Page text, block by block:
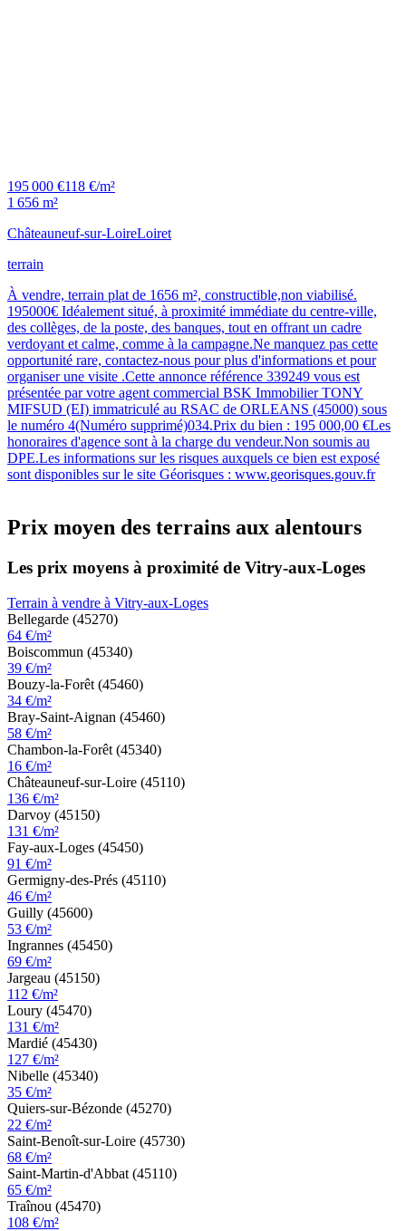
195 000 €118 €/m²
1 656 m²
Châteauneuf-sur-LoireLoiret
terrain
À vendre, terrain plat de 1656 m², constructible,non viabilisé.
195000€ Idéalement situé, à proximité immédiate du centre-ville,
des collèges, de la poste, des banques, tout en offrant un cadre
verdoyant et calme, comme à la campagne.Ne manquez pas cette
opportunité rare, contactez-nous pour plus d'informations et pour
organiser une visite .Cette annonce référence 339249 vous est
présentée par votre agent commercial BSK Immobilier TONY
MIFSUD (EI) immatriculé au RSAC de ORLEANS (45000) sous
le numéro 4(Numéro supprimé)034.Prix du bien : 195 000,00 €Les
honoraires d'agence sont à la charge du vendeur.Non soumis au
DPE.Les informations sur les risques auxquels ce bien est exposé
sont disponibles sur le site Géorisques : www.georisques.gouv.fr
Prix moyen des terrains aux alentours
Les prix moyens à proximité de Vitry-aux-Loges
Terrain à vendre à Vitry-aux-Loges
Bellegarde (45270)
64 €/m²
Boiscommun (45340)
39 €/m²
Bouzy-la-Forêt (45460)
34 €/m²
Bray-Saint-Aignan (45460)
58 €/m²
Chambon-la-Forêt (45340)
16 €/m²
Châteauneuf-sur-Loire (45110)
136 €/m²
Darvoy (45150)
131 €/m²
Fay-aux-Loges (45450)
91 €/m²
Germigny-des-Prés (45110)
46 €/m²
Guilly (45600)
53 €/m²
Ingrannes (45450)
69 €/m²
Jargeau (45150)
112 €/m²
Loury (45470)
131 €/m²
Mardié (45430)
127 €/m²
Nibelle (45340)
35 €/m²
Quiers-sur-Bézonde (45270)
22 €/m²
Saint-Benoît-sur-Loire (45730)
68 €/m²
Saint-Martin-d'Abbat (45110)
65 €/m²
Traînou (45470)
108 €/m²